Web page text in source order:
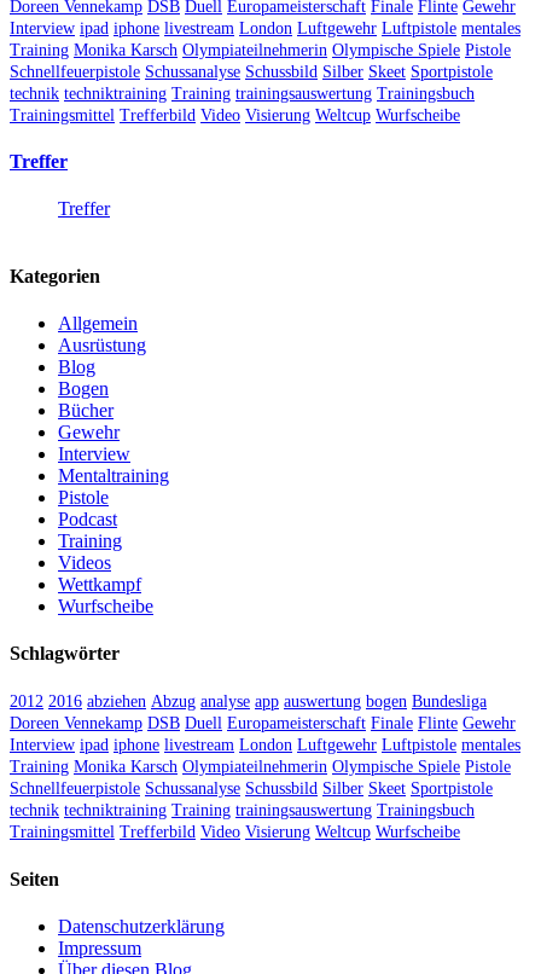
Doreen Vennekamp DSB Duell Europameisterschaft Finale Flinte Gewehr
Interview ipad iphone livestream London Luftgewehr Luftpistole mentales
Training Monika Karsch Olympiateilnehmerin Olympische Spiele Pistole
Schnellfeuerpistole Schussanalyse Schussbild Silber Skeet Sportpistole
technik techniktraining Training trainingsauswertung Trainingsbuch
Trainingsmittel Trefferbild Video Visierung Weltcup Wurfscheibe
Treffer
Treffer
Kategorien
Allgemein
Ausrüstung
Blog
Bogen
Bücher
Gewehr
Interview
Mentaltraining
Pistole
Podcast
Training
Videos
Wettkampf
Wurfscheibe
Schlagwörter
2012 2016 abziehen Abzug analyse app auswertung bogen Bundesliga
Doreen Vennekamp DSB Duell Europameisterschaft Finale Flinte Gewehr
Interview ipad iphone livestream London Luftgewehr Luftpistole mentales
Training Monika Karsch Olympiateilnehmerin Olympische Spiele Pistole
Schnellfeuerpistole Schussanalyse Schussbild Silber Skeet Sportpistole
technik techniktraining Training trainingsauswertung Trainingsbuch
Trainingsmittel Trefferbild Video Visierung Weltcup Wurfscheibe
Seiten
Datenschutzerklärung
Impressum
Über diesen Blog…